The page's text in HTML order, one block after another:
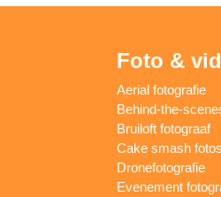
Foto &
Aerial fotografie
Behind-the-
Bruiloft fotograaf
Cake smash
Dronefotografie
Evenement